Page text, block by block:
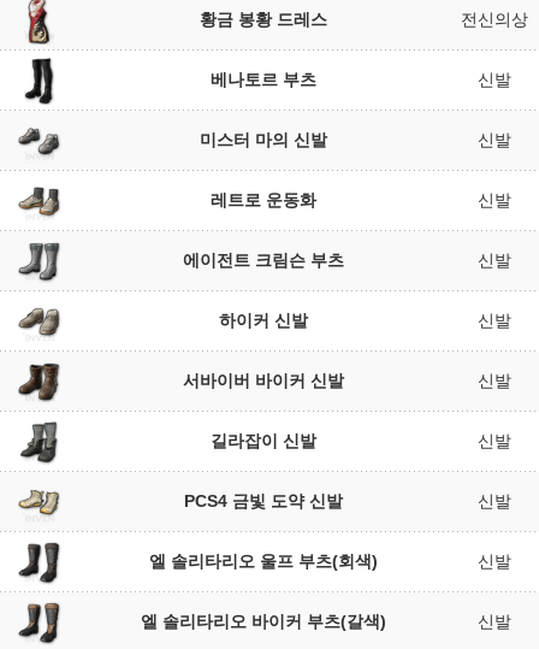
황금 봉황 드레스 전신의상
베나토르 부츠 신발
미스터 마의 신발 신발
레트로 운동화 신발
에이전트 크림슨 부츠 신발
하이커 신발 신발
서바이버 바이커 신발 신발
길라잡이 신발 신발
PCS4 금빛 도약 신발 신발
엘 솔리타리오 울프 부츠(회색) 신발
엘 솔리타리오 바이커 부츠(갈색) 신발